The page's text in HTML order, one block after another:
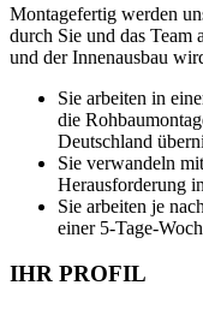
Montagefertig werden
durch Sie und das Team
und der Innenausbau
Sie arbeiten in
die
Deutschland
Sie verwandeln
Herausforderung
Sie arbeiten je
einer 5-Tage-
IHR PROFIL